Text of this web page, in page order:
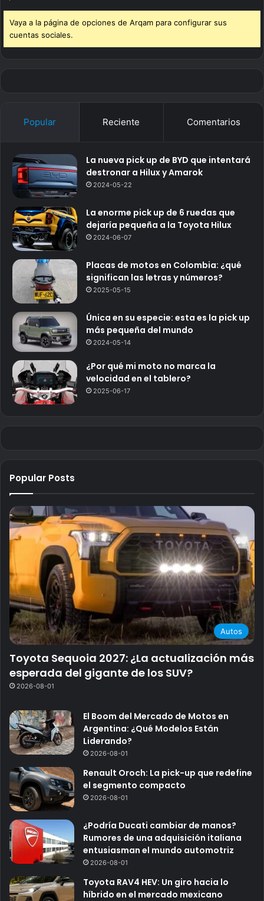
Vaya a la página de opciones de Arqam para configurar sus
cuentas sociales.
Popular Reciente Comentarios
La nueva pick up de BYD que intentará
destronar a Hilux y Amarok
2024-05-22
La enorme pick up de 6 ruedas que
dejaría pequeña a la Toyota Hilux
2024-06-07
Placas de motos en Colombia: ¿qué
significan las letras y números?
2025-05-15
Única en su especie: esta es la pick up
más pequeña del mundo
2024-05-14
¿Por qué mi moto no marca la
velocidad en el tablero?
2025-06-17
Popular Posts
Autos
Toyota Sequoia 2027: ¿La actualización más
esperada del gigante de los SUV?
2026-08-01
El Boom del Mercado de Motos en
Argentina: ¿Qué Modelos Están
Liderando?
2026-08-01
Renault Oroch: La pick-up que redefine
el segmento compacto
2026-08-01
¿Podría Ducati cambiar de manos?
Rumores de una adquisición italiana
entusiasman el mundo automotriz
2026-08-01
Toyota RAV4 HEV: Un giro hacia lo
híbrido en el mercado mexicano